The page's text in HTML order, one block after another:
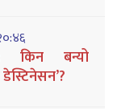
किन बन्यो